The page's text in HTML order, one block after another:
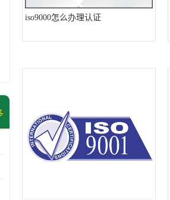
iso9000怎么办理认证